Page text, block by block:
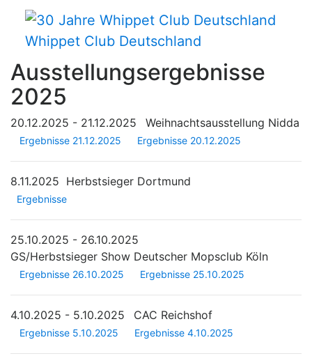
Whippet Club Deutschland
Ausstellungsergebnisse
2025
20.12.2025 - 21.12.2025 Weihnachtsausstellung Nidda
Ergebnisse 21.12.2025 Ergebnisse 20.12.2025
8.11.2025 Herbstsieger Dortmund
Ergebnisse
25.10.2025 - 26.10.2025
GS/Herbstsieger Show Deutscher Mopsclub Köln
Ergebnisse 26.10.2025 Ergebnisse 25.10.2025
4.10.2025 - 5.10.2025 CAC Reichshof
Ergebnisse 5.10.2025 Ergebnisse 4.10.2025